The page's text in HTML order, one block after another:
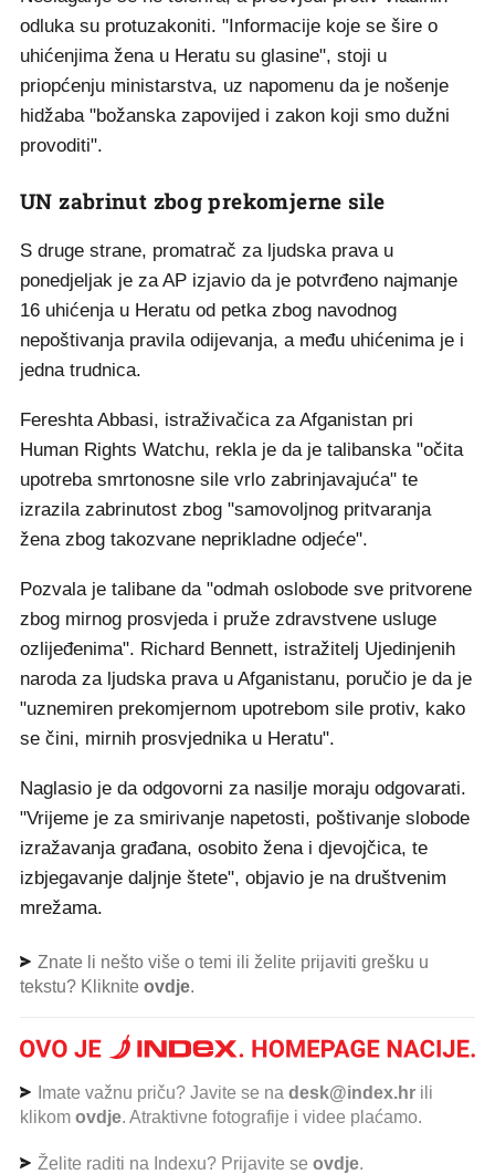
odluka su protuzakoniti. "Informacije koje se šire o
uhićenjima žena u Heratu su glasine", stoji u
priopćenju ministarstva, uz napomenu da je nošenje
hidžaba "božanska zapovijed i zakon koji smo dužni
provoditi".
UN zabrinut zbog prekomjerne sile
S druge strane, promatrač za ljudska prava u
ponedjeljak je za AP izjavio da je potvrđeno najmanje
16 uhićenja u Heratu od petka zbog navodnog
nepoštivanja pravila odijevanja, a među uhićenima je i
jedna trudnica.
Fereshta Abbasi, istraživačica za Afganistan pri
Human Rights Watchu, rekla je da je talibanska "očita
upotreba smrtonosne sile vrlo zabrinjavajuća" te
izrazila zabrinutost zbog "samovoljnog pritvaranja
žena zbog takozvane neprikladne odjeće".
Pozvala je talibane da "odmah oslobode sve pritvorene
zbog mirnog prosvjeda i pruže zdravstvene usluge
ozlijeđenima". Richard Bennett, istražitelj Ujedinjenih
naroda za ljudska prava u Afganistanu, poručio je da je
"uznemiren prekomjernom upotrebom sile protiv, kako
se čini, mirnih prosvjednika u Heratu".
Naglasio je da odgovorni za nasilje moraju odgovarati.
"Vrijeme je za smirivanje napetosti, poštivanje slobode
izražavanja građana, osobito žena i djevojčica, te
izbjegavanje daljnje štete", objavio je na društvenim
mrežama.
Znate li nešto više o temi ili želite prijaviti grešku u
tekstu? Kliknite ovdje.
Imate važnu priču? Javite se na desk@index.hr ili
klikom ovdje. Atraktivne fotografije i videe plaćamo.
Želite raditi na Indexu? Prijavite se ovdje.